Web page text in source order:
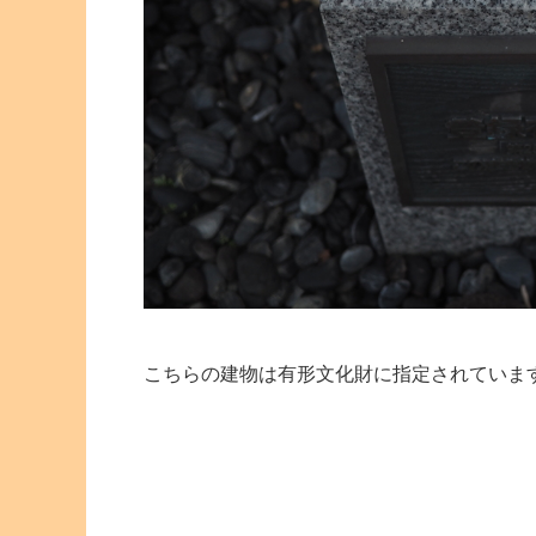
こちらの建物は有形文化財に指定されていま